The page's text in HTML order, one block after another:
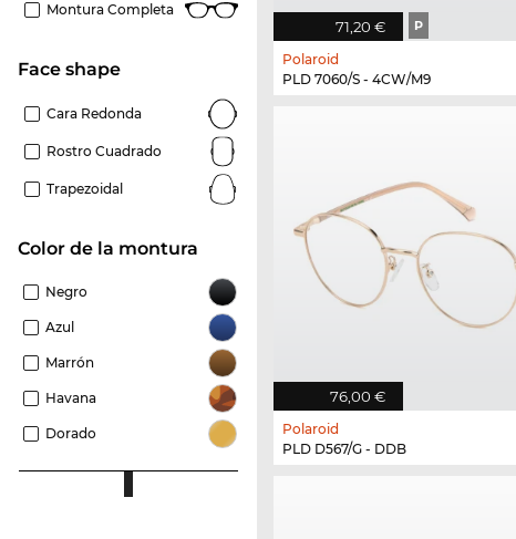
Montura Completa
Face shape
Cara Redonda
Rostro Cuadrado
Trapezoidal
Color de la montura
Negro
Azul
Marrón
Havana
Dorado
71,20 € P
Polaroid
PLD 7060/S - 4CW/M9
76,00 €
Polaroid
PLD D567/G - DDB